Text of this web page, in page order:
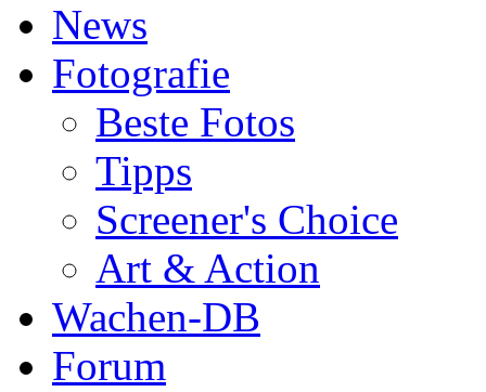
News
Fotografie
Beste Fotos
Tipps
Screener's Choice
Art & Action
Wachen-DB
Forum